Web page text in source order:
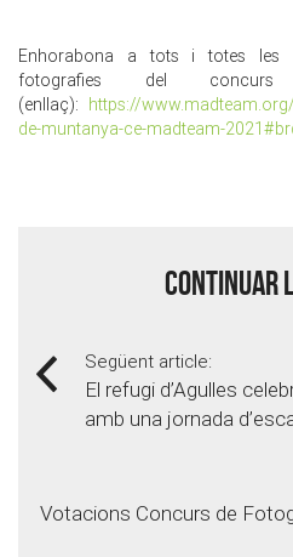
Enhorabona a tots i totes les
fotografies del
(enllaç): https://
de-muntanya-ce-madteam-
Continuar
Següent article:
El refugi d’Agulles
amb una jornada
Votacions Concurs de